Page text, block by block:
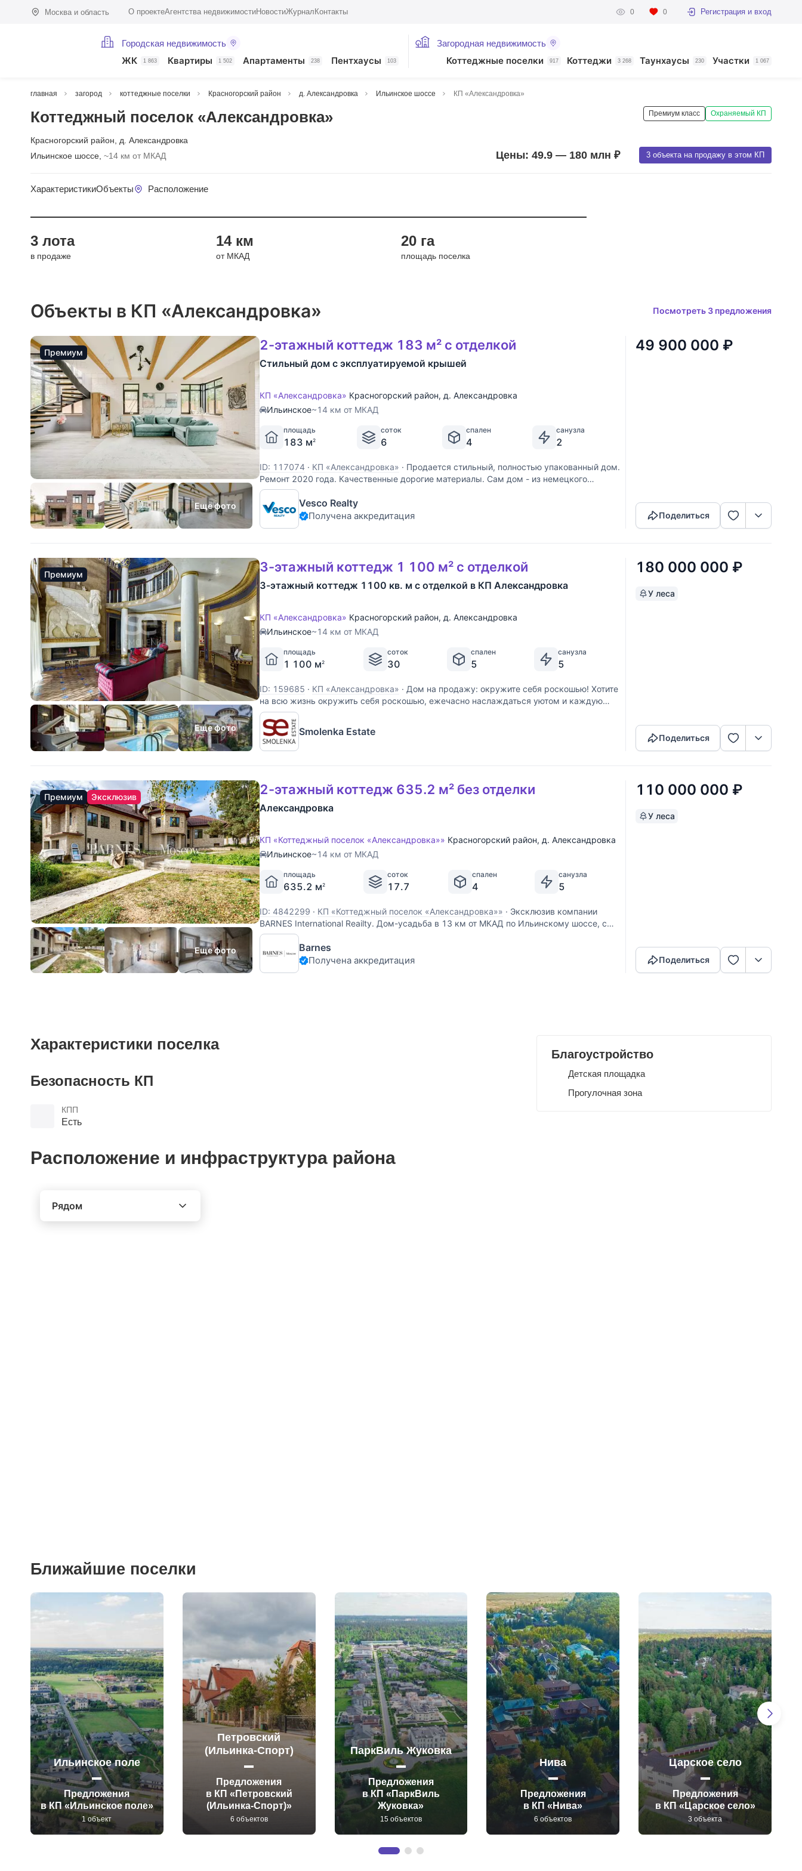
Москва и область О проектеАгентства недвижимостиНовостиЖурнал Контакты 0 0 Регистрация и вход
Городская недвижимость
ЖК 1 863 Квартиры 1 502 Апартаменты 238 Пентхаусы 103
Загородная недвижимость
Коттеджные поселки 917 Коттеджи 3 268 Таунхаусы 230 Участки 1 067
главная загород коттеджные поселки Красногорский район д. Александровка Ильинское шоссе КП «Александровка»
Премиум класс Охраняемый КП
Коттеджный поселок «Александровка»
Красногорский район
д. Александровка
Ильинское шоссе, ~14 км от МКАД 3 объекта на продажу в этом КП
Цены: 49.9 — 180 млн ₽
ХарактеристикиОбъекты Расположение
3 лота
в продаже
14 км
от МКАД
20 га
площадь поселка
Объекты в КП «Александровка» Посмотреть 3 предложения
Премиум
Еще фото
2-этажный коттедж 183 м² с отделкой
Стильный дом с эксплуатируемой крышей
КП «Александровка» Красногорский район, д. Александровка
Ильинское~14 км от МКАД
площадь
183 м2
соток
6
спален
4
санузла
2
ID: 117074 · КП «Александровка» · Продается стильный, полностью упакованный дом.
Ремонт 2020 года. Качественные дорогие материалы. Сам дом - из немецкого
кирпича, обшит клинкером. Очень удобная планировка. На 1 этаже просторный зал с
кухонной зоной и выходом на летнюю террасу и
Vesco Realty
Получена аккредитация
49 900 000 ₽
Поделиться
Премиум
Еще фото
3-этажный коттедж 1 100 м² с отделкой
3-этажный коттедж 1100 кв. м с отделкой в КП Александровка
КП «Александровка» Красногорский район, д. Александровка
Ильинское~14 км от МКАД
площадь
1 100 м2
соток
30
спален
5
санузла
5
ID: 159685 · КП «Александровка» · Дом на продажу: окружите себя роскошью! Хотите
на всю жизнь окружить себя роскошью, ежечасно наслаждаться уютом и каждую
минуту чувствовать себя в безопасности? Тогда этот шикарный дом уже сегодня
может стать вашим. Дом расположен в охраняемом
Smolenka Estate
180 000 000 ₽
У леса
Поделиться
Премиум Эксклюзив
Еще фото
2-этажный коттедж 635.2 м² без отделки
Александровка
КП «Коттеджный поселок «Александровка»» Красногорский район, д. Александровка
Ильинское~14 км от МКАД
площадь
635.2 м2
соток
17.7
спален
4
санузла
5
ID: 4842299 · КП «Коттеджный поселок «Александровка»» · Эксклюзив компании
BARNES International Reailty. Дом-усадьба в 13 км от МКАД по Ильинскому шоссе, с
удобным заездом как с Рублево-Успенского, так и с Новорижского шоссе. Локация
обладает целым рядом неоспоримых преимуществ: поселок Александровка
Barnes
Получена аккредитация
110 000 000 ₽
У леса
Поделиться
Характеристики поселка
Безопасность КП
КПП
Есть
Благоустройство
Детская площадка
Прогулочная зона
Расположение и инфраструктура района
Рядом
Ближайшие поселки
Ильинское поле
Предложения
в КП «Ильинское поле»
1 объект
Петровский
(Ильинка-Спорт)
Предложения
в КП «Петровский
(Ильинка-Спорт)»
6 объектов
ПаркВиль Жуковка
Предложения
в КП «ПаркВиль
Жуковка»
15 объектов
Нива
Предложения
в КП «Нива»
6 объектов
Царское село
Предложения
в КП «Царское село»
3 объекта